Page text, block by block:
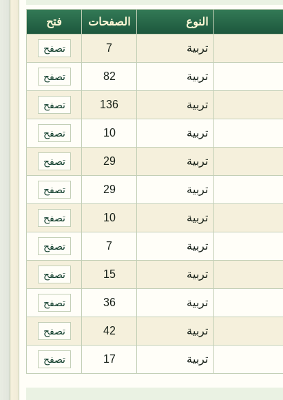
النوع الصفحات فتح
تربية 7 تصفح
تربية 82 تصفح
تربية 136 تصفح
تربية 10 تصفح
تربية 29 تصفح
تربية 29 تصفح
تربية 10 تصفح
تربية 7 تصفح
تربية 15 تصفح
تربية 36 تصفح
تربية 42 تصفح
تربية 17 تصفح